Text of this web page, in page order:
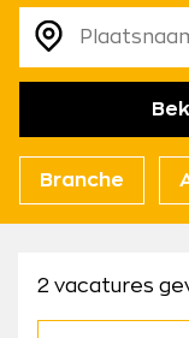
Waarom Axxent
Plaatsnaam
Binnen
straal
Branche
2 vacatures